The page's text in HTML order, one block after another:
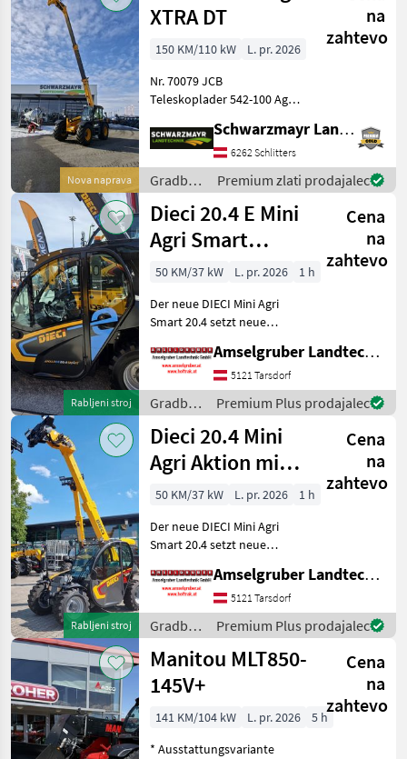
Nova naprava
XTRA DT
na
zahtevo
150 KM/110 kW
L. pr. 2026
Nr. 70079 JCB
Teleskoplader 542-100 Agri
Tonnen - mit Hubhöhe 9, 8
Meter - mit 150PS 4 Zylinder
JCB Dieselmax Common
Rail (bis 2000b
Schwarzmayr Landtechnik GmbH - Schlitters
6262 Schlitters
Gradbeni
stroji /
JCB
Premium zlati prodajalec
Rabljeni stroj
Dieci 20.4 E Mini
Agri Smart
ELEKTRO
Teleskoplader
TOP
Cena
na
zahtevo
50 KM/37 kW L. pr. 2026
1 h
Der neue DIECI Mini Agri
Smart 20.4 setzt neue
Teleskopladermarkt. 100 %
Elektro! -Größte Kabine
(Baugleich vom Modell 26.6
Mini Agri) -Echt
Amselgruber Landtechnik GmbH
5121 Tarsdorf
Gradbeni
stroji /
Dieci
Premium Plus prodajalec
Rabljeni stroj
Dieci 20.4 Mini
Agri Aktion mit
Österreichpaket
Cena
na
zahtevo
50 KM/37 kW L. pr. 2026
1 h
Der neue DIECI Mini Agri
Smart 20.4 setzt neue
Teleskopladermarkt. Stufe
5 Motor - -Größte Kabine
(Baugleich vom Modell 26.6
Mini Agri) -50
Amselgruber Landtechnik GmbH
5121 Tarsdorf
Gradbeni
stroji /
Dieci
Premium Plus prodajalec
Manitou MLT850-
145V+
Cena
na
zahtevo
141 KM/104 kW L. pr. 2026
5 h
* Ausstattungsvariante